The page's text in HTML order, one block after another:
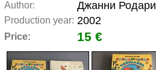
Author: Джанни Родари
Production year: 2002
Price: 15 €